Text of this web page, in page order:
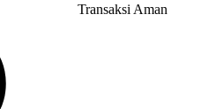
Transaksi Aman